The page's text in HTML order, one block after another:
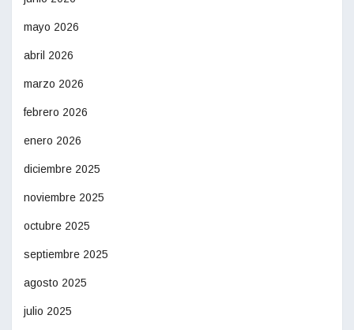
mayo 2026
abril 2026
marzo 2026
febrero 2026
enero 2026
diciembre 2025
noviembre 2025
octubre 2025
septiembre 2025
agosto 2025
julio 2025